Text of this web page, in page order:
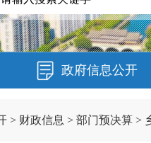
政府信息公开
> 财政信息 > 部门预决算 >